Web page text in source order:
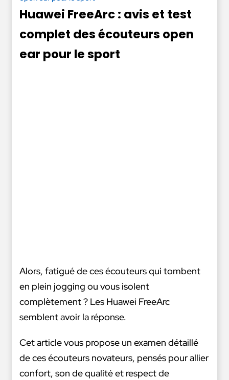
Huawei FreeArc : avis et test
complet des écouteurs open
ear pour le sport
Alors, fatigué de ces écouteurs qui tombent
en plein jogging ou vous isolent
complètement ? Les Huawei FreeArc
semblent avoir la réponse.
Cet article vous propose un examen détaillé
de ces écouteurs novateurs, pensés pour allier
confort, son de qualité et respect de